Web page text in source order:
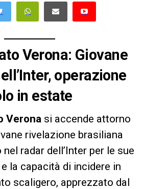
Verona: Giovane
operazione
in estate
Verona si accende attorno
rivelazione brasiliana
radar dell’Inter per le sue
la capacità di incidere in
scaligero, apprezzato dal